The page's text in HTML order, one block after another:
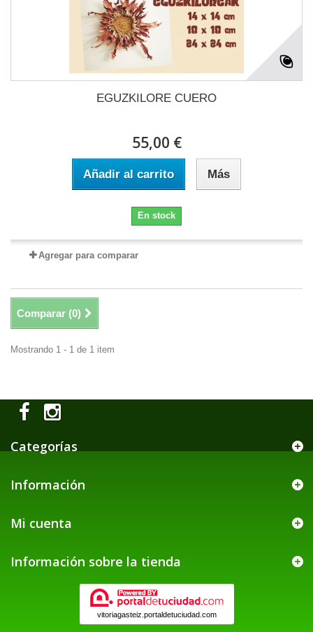
EGUZKILORE CUERO
55,00 €
Añadir al carrito Más
En stock
Agregar para comparar
Comparar (0)
Mostrando 1 - 1 de 1 item
Categorías
Información
Mi cuenta
Información sobre la tienda
vitoriagasteiz.portaldetuciudad.com